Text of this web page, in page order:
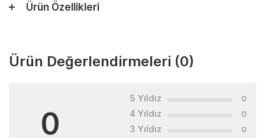
Ürün Özellikleri
Ürün Değerlendirmeleri (0)
0
5 Yıldız 0
4 Yıldız 0
3 Yıldız 0